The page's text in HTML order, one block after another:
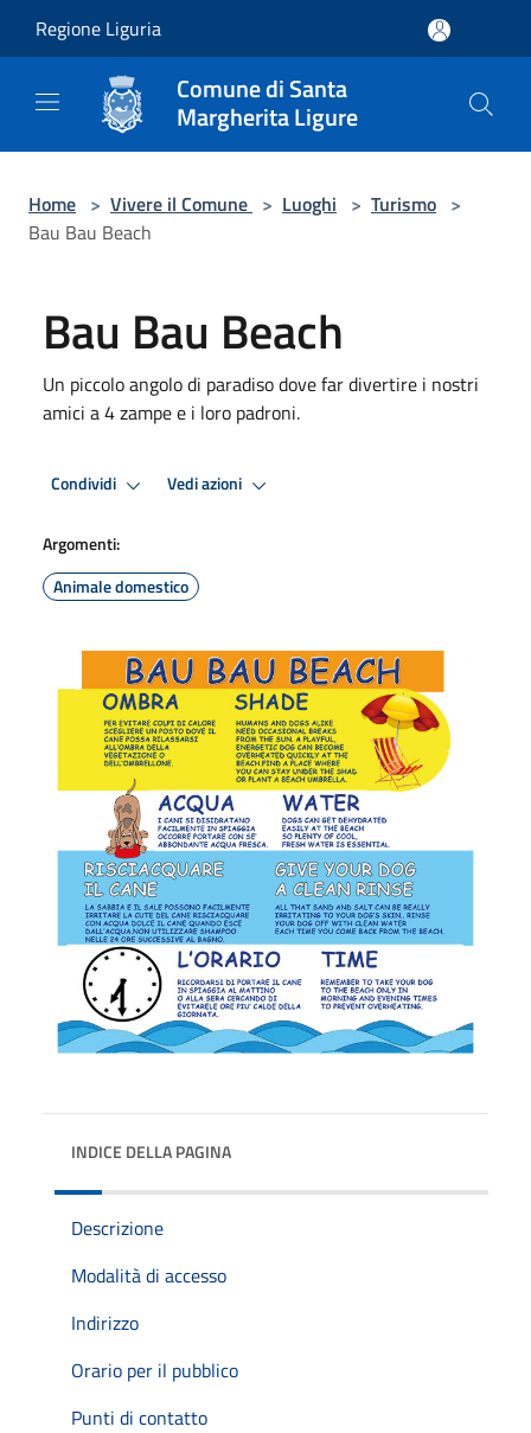
Regione Liguria
Comune di Santa
Margherita Ligure
Home > Vivere il Comune > Luoghi > Turismo >
Bau Bau Beach
Bau Bau Beach
Un piccolo angolo di paradiso dove far divertire i nostri
amici a 4 zampe e i loro padroni.
Condividi Vedi azioni
Argomenti:
Animale domestico
INDICE DELLA PAGINA
Descrizione
Modalità di accesso
Indirizzo
Orario per il pubblico
Punti di contatto